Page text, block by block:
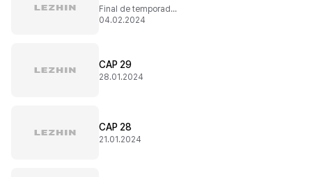
Final de temporada 1
04.02.2024
CAP 29
28.01.2024
CAP 28
21.01.2024